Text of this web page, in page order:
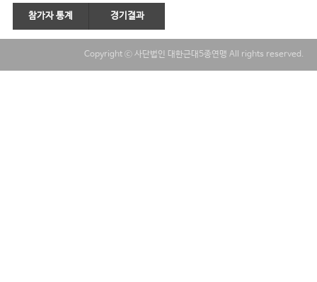
참가자 통계 경기결과
Copyright ⓒ 사단법인 대한근대5종연맹 All rights reserved.